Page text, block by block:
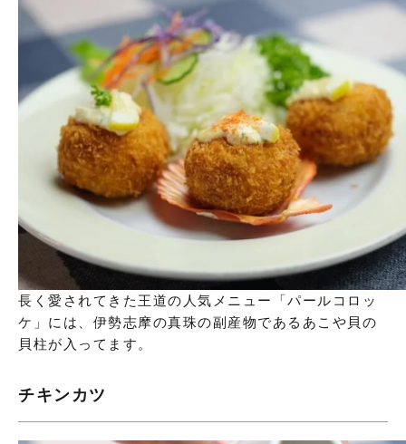
長く愛されてきた王道の人気メニュー「パールコロッ
ケ」には、伊勢志摩の真珠の副産物であるあこや貝の
貝柱が入ってます。
チキンカツ